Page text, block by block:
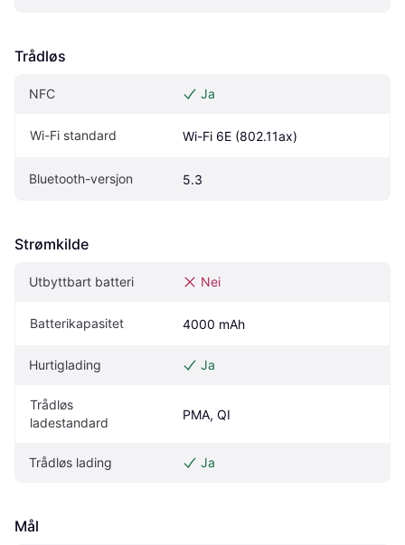
Trådløs
NFC Ja
Wi-Fi standard Wi-Fi 6E (802.11ax)
Bluetooth-versjon 5.3
Strømkilde
Utbyttbart batteri Nei
Batterikapasitet 4000 mAh
Hurtiglading Ja
Trådløs
ladestandard
PMA, QI
Trådløs lading Ja
Mål